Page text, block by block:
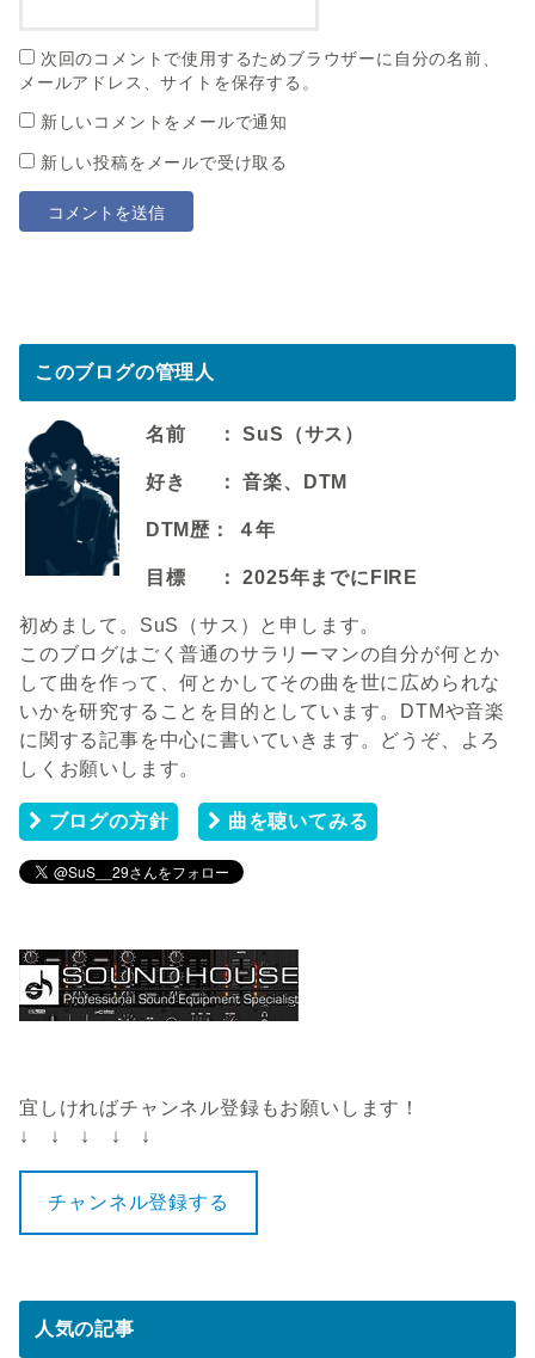
次回のコメントで使用するためブラウザーに自分の名前、
メールアドレス、サイトを保存する。
新しいコメントをメールで通知
新しい投稿をメールで受け取る
このブログの管理人
名前 ： SuS（サス）
好き ： 音楽、DTM
DTM歴： ４年
目標 ： 2025年までにFIRE
初めまして。SuS（サス）と申します。
このブログはごく普通のサラリーマンの自分が何とか
して曲を作って、何とかしてその曲を世に広められな
いかを研究することを目的としています。DTMや音楽
に関する記事を中心に書いていきます。どうぞ、よろ
しくお願いします。
ブログの方針 曲を聴いてみる
宜しければチャンネル登録もお願いします！
↓ ↓ ↓ ↓ ↓
チャンネル登録する
人気の記事